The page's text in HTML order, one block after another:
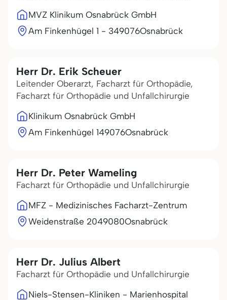
MVZ Klinikum Osnabrück GmbH
Am Finkenhügel 1 - 349076Osnabrück
Herr Dr. Erik Scheuer
Leitender Oberarzt, Facharzt für Orthopädie,
Facharzt für Orthopädie und Unfallchirurgie
Klinikum Osnabrück GmbH
Am Finkenhügel 149076Osnabrück
Herr Dr. Peter Wameling
Facharzt für Orthopädie und Unfallchirurgie
MFZ - Medizinisches Facharzt-Zentrum
Weidenstraße 2049080Osnabrück
Herr Dr. Julius Albert
Facharzt für Orthopädie und Unfallchirurgie
Niels-Stensen-Kliniken - Marienhospital